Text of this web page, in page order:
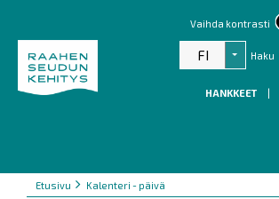
Vaihda kontrasti
Haku
FI Listaa
HANKKEET |
Murupolku
You
Etusivu Kalenteri - päivä